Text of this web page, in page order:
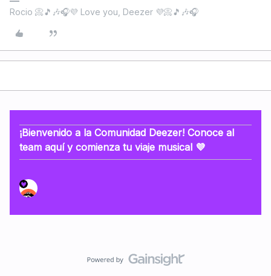
Rocio 📀🎵🎶🎧💜 Love you, Deezer 💜📀🎵🎶🎧
¡Bienvenido a la Comunidad Deezer! Conoce al
team aquí y comienza tu viaje musical 💜